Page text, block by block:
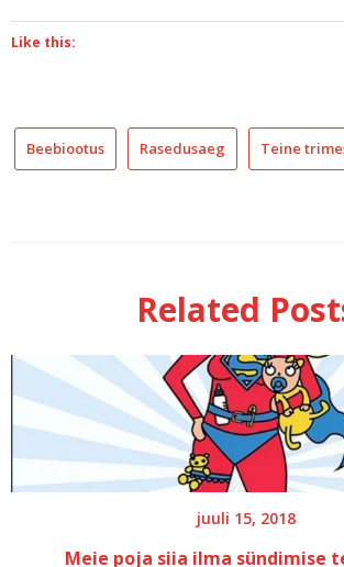
Like this:
Beebiootus Rasedusaeg Teine
Related
juuli 15, 2018
Meie poja siia ilma sündimise